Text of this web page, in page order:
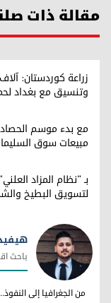
مقالة ذات
زراعة كوردستان:
وتنسيق مع بغداد
مع بدء موسم
مبيعات سوق
بـ "نظام المزاد
لتسويق البطيخ
هيفيدار شعبان
باحث
من الجغرافيا إلى